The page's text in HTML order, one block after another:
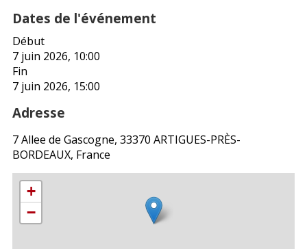
Dates de l'événement
Début
7 juin 2026, 10:00
Fin
7 juin 2026, 15:00
Adresse
7 Allee de Gascogne, 33370 ARTIGUES-PRÈS-
BORDEAUX, France
+
−